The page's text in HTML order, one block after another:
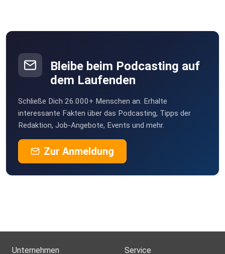
Bleibe beim Podcasting auf
dem Laufenden
Schließe Dich 26.000+ Menschen an. Erhalte
interessante Fakten über das Podcasting, Tipps der
Redaktion, Job-Angebote, Events und mehr.
Zur Anmeldung
Unternehmen Service